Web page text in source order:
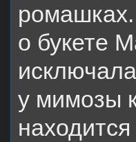
ромашках.
о букете
у мимозы